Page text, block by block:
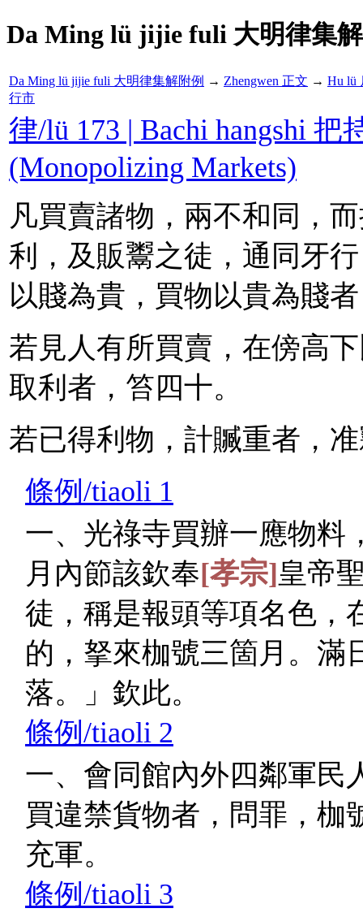
Da Ming lü jijie fuli 大明律集
Da Ming lü jijie fuli 大明律集解附例 → Zhengwen 正文 → Hu lü
行市
律/lü 173 | Bachi hangshi 把
(Monopolizing Markets)
凡買賣諸物，兩不和同，
利，及販鬻之徒，通同牙
以賤為貴，買物以貴為賤
若見人有所買賣，在傍高
取利者，笞四十。
若已得利物，計贓重者，
條例/tiaoli 1
一、光祿寺買辦一應物料
月內節該欽奉[孝宗]皇帝
徒，稱是報頭等項名色，
的，拏來枷號三箇月。滿
落。」欽此。
條例/tiaoli 2
一、會同館內外四鄰軍民
買違禁貨物者，問罪，枷
充軍。
條例/tiaoli 3